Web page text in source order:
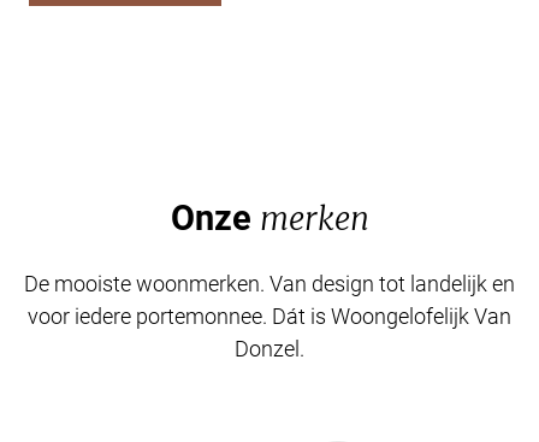
Onze merken
De mooiste woonmerken. Van design tot landelijk en
voor iedere portemonnee. Dát is Woongelofelijk Van
Donzel.